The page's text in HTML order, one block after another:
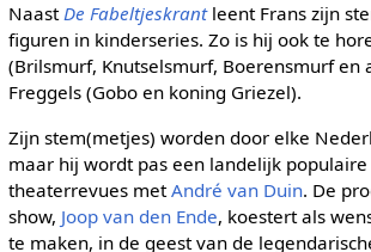
NaastDe Fabeltjeskrantleent Frans zijn
figuren in kinderseries. Zo is hij ook te
(Brilsmurf, Knutselsmurf, Boerensmurf en
Freggels (Gobo en koning Griezel).
Zijn stem(metjes) worden door elke
maar hij wordt pas een landelijk
theaterrevues metAndré van Duin. De
show, Joop van den Ende, koestert als
te maken, in de geest van de